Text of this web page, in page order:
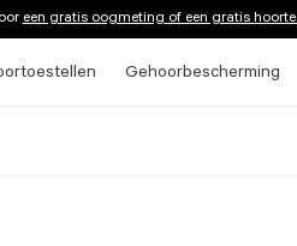
een gratis oogmeting of een gratis
Gehoorbescherming